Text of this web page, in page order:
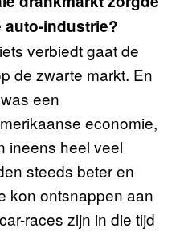
industrie?
verbiedt gaat de
de zwarte markt. En
een
economie,
ineens heel veel
steeds beter en
kon ontsnappen aan
races zijn in die tijd